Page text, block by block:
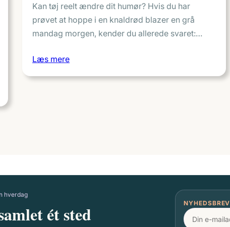
Kan tøj reelt ændre dit humør? Hvis du har
prøvet at hoppe i en knaldrød blazer en grå
mandag morgen, kender du allerede svaret:…
Læs mere
hverdag
ét sted NYHEDSBREV